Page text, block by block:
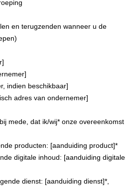
en terugzenden wanneer u de
indien beschikbaar]
adres van ondernemer]
mede, dat ik/wij* onze overeenkomst
producten: [aanduiding product]*
digitale inhoud: [aanduiding digitale
dienst: [aanduiding dienst]*,